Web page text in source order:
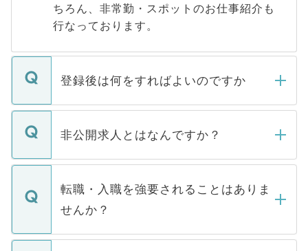
ちろん、非常勤・スポットのお仕事紹介も
行なっております。
登録後は何をすればよいのですか
ご登録いただきましたら、弊社担当者がご
登録内容を確認し、その後メールもしくは
ます。通常、5営業日以内にはご連絡をせて
いただきますので、しばらくお待ちくださ
い。
非公開求人とはなんですか？
マイナビDOCTORで取り扱っている求人の
うち約3割は、Webサイトからご覧いただ
けない「非公開求人」です。非公開求人は
下記の理由によって、一般には公開してい
ません。
転職・入職を強要されることはありま
せんか？
転職・入職を強要することは一切ありませ